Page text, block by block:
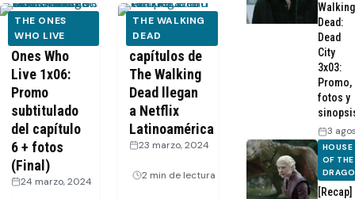
THE ONES
WHO LIVE
TWD: The
Ones Who
Live 1x06:
Promo
subtitulado
del capítulo
6 + fotos
(Final)
24 marzo, 2024
THE WALKING
DEAD
Los últimos
capítulos de
The Walking
Dead llegan
a Netflix
Latinoamérica
23 marzo, 2024
2 min de lectura
Walking
Dead:
Dead
City
3x03:
Promo,
fotos y
3
HOUSE
OF THE
[Recap]